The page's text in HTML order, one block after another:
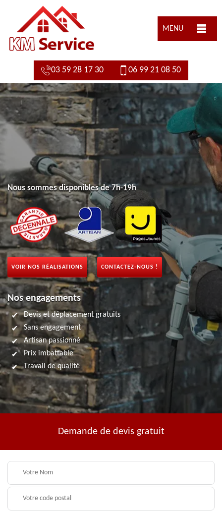
MENU
03 59 28 17 30 06 99 21 08 50
Nous sommes disponibles de 7h-19h
VOIR NOS RÉALISATIONS CONTACTEZ-NOUS !
Nos engagements
Devis et déplacement gratuits
Sans engagement
Artisan passionné
Prix imbattable
Travail de qualité
Demande de devis gratuit